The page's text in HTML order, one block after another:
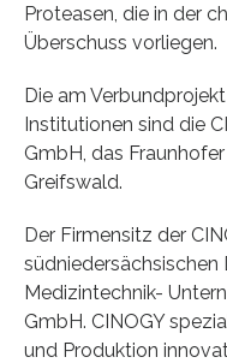
Proteasen, die in der
Überschuss vorliegen.
Die am
Institutionen sind die
GmbH, das
Greifswald.
Der Firmensitz der
Medizintechnik-
GmbH. CINOGY
und Produktion